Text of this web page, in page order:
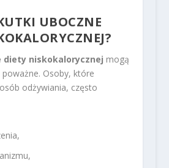
UBOCZNE
diety niskokalorycznej mogą
Osoby, które
odżywiania, często